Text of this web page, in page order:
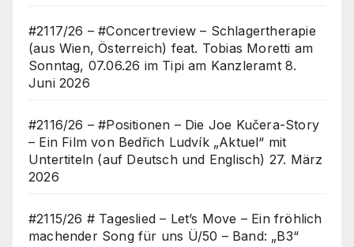
#2117/26 – #Concertreview – Schlagertherapie
(aus Wien, Österreich) feat. Tobias Moretti am
Sonntag, 07.06.26 im Tipi am Kanzleramt 8.
Juni 2026
#2116/26 – #Positionen – Die Joe Kučera-Story
– Ein Film von Bedřich Ludvík „Aktuel“ mit
Untertiteln (auf Deutsch und Englisch) 27. März
2026
#2115/26 # Tageslied – Let’s Move – Ein fröhlich
machender Song für uns Ü/50 – Band: „B3“